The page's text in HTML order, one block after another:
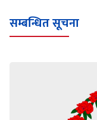
सम्बन्धित सूचना